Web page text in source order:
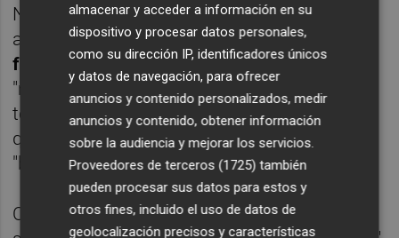
Navarro (exresponsable del parque) ha
asegurado que la solicitud "no tiene ningún
fundamento jurídico" por tener un carácter
"masificado", al extender esta medida a
todos los acusados. También han aludido a
que se trata de una petición exnovo y para
"buscar el titular de prensa".
Otro de los abogados ha coincido en que la
almacenar y acceder a información en su
dispositivo y procesar datos personales,
como su dirección IP, identificadores únicos
y datos de navegación, para ofrecer
anuncios y contenido personalizados, medir
anuncios y contenido, obtener información
sobre la audiencia y mejorar los servicios.
Proveedores de terceros (1725) también
pueden procesar sus datos para estos y
otros fines, incluido el uso de datos de
geolocalización precisos y características